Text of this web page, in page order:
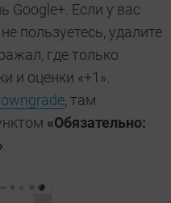
Google+. Если у вас
пользуетесь, удалите
где только
и оценки «+1».
, там
«Обязательно:
.